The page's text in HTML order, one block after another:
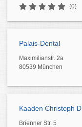
(0)
Palais-Dental
Maximilianstr. 2a
80539 München
Kaaden Christoph
Brienner Str. 5